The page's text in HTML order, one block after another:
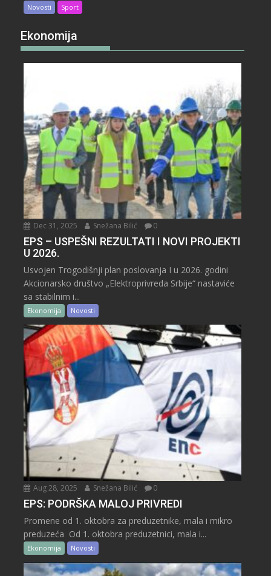
Novosti Sport
Ekonomija
Dec 31, 2025 Snežana Bilić 0
EPS – USPEŠNI REZULTATI I NOVI PROJEKTI
U 2026.
Usvojen Trogodišnji plan poslovanja I u 2026. godini
Akcionarsko društvo „Elektroprivreda Srbije“ nastaviće
sa stabilnim i...
Ekonomija Novosti
Aug 28, 2025 Snežana Bilić 0
EPS: PODRŠKA MALOJ PRIVREDI
Promene od 1. oktobra za preduzetnike, mala i mikro
preduzeća Od 1. oktobra preduzetnici, mala i...
Ekonomija Novosti